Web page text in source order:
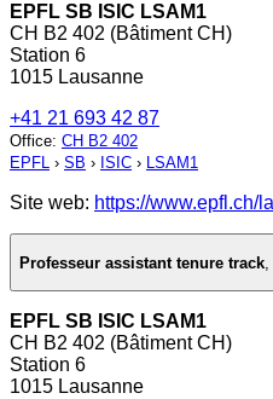
EPFL SB ISIC LSAM1
CH B2 402 (Bâtiment CH)
Station 6
1015 Lausanne
+41 21 693 42 87
Office: CH B2 402
EPFL › SB › ISIC › LSAM1
Site web: https://www.epfl.ch/
Professeur assistant tenure track
EPFL SB ISIC LSAM1
CH B2 402 (Bâtiment CH)
Station 6
1015 Lausanne